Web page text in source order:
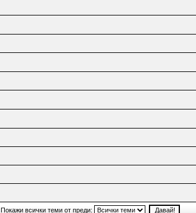
Покажи всички теми от преди: